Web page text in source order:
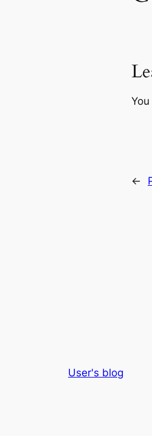
←
User's blog